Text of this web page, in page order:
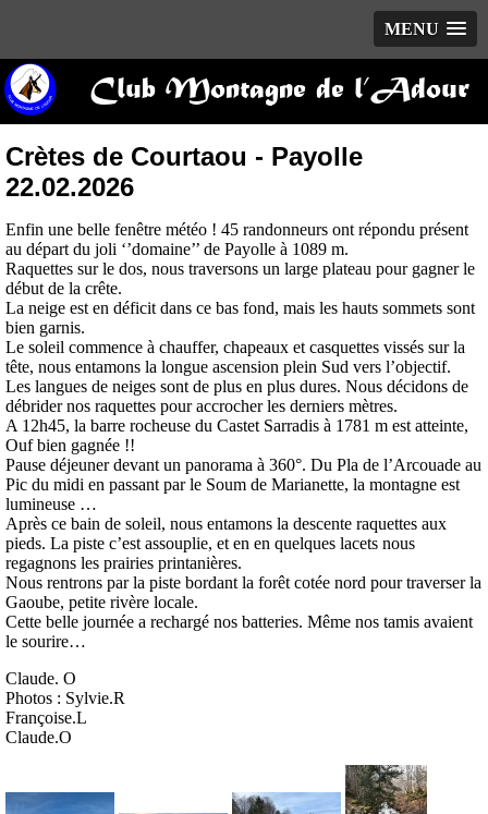
MENU
Club Montagne de l’Adour
Crètes de Courtaou - Payolle
22.02.2026
Enfin une belle fenêtre météo ! 45 randonneurs ont répondu présent
au départ du joli ‘’domaine’’ de Payolle à 1089 m.
Raquettes sur le dos, nous traversons un large plateau pour gagner le
début de la crête.
La neige est en déficit dans ce bas fond, mais les hauts sommets sont
bien garnis.
Le soleil commence à chauffer, chapeaux et casquettes vissés sur la
tête, nous entamons la longue ascension plein Sud vers l’objectif.
Les langues de neiges sont de plus en plus dures. Nous décidons de
débrider nos raquettes pour accrocher les derniers mètres.
A 12h45, la barre rocheuse du Castet Sarradis à 1781 m est atteinte,
Ouf bien gagnée !!
Pause déjeuner devant un panorama à 360°. Du Pla de l’Arcouade au
Pic du midi en passant par le Soum de Marianette, la montagne est
lumineuse …
Après ce bain de soleil, nous entamons la descente raquettes aux
pieds. La piste c’est assouplie, et en en quelques lacets nous
regagnons les prairies printanières.
Nous rentrons par la piste bordant la forêt cotée nord pour traverser la
Gaoube, petite rivère locale.
Cette belle journée a rechargé nos batteries. Même nos tamis avaient
le sourire…
Claude. O
Photos : Sylvie.R
Françoise.L
Claude.O